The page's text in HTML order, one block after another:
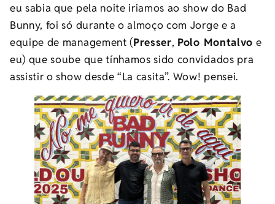
eu sabia que pela noite iriamos ao show do Bad
Bunny, foi só durante o almoço com Jorge e a
equipe de management (Presser, Polo Montalvo e
eu) que soube que tínhamos sido convidados pra
assistir o show desde “La casita”. Wow! pensei.